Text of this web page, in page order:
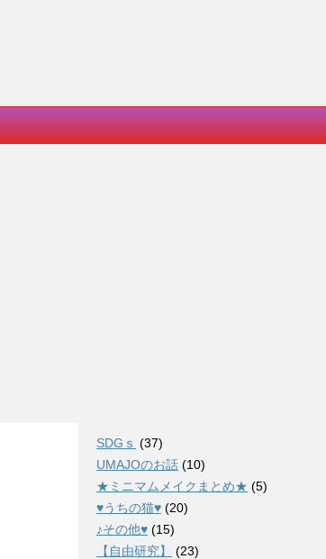
SDGｓ (37)
UMAJOのお話 (10)
★ミニマムメイクまとめ★ (5)
♥うちの猫♥ (20)
♪その他♥ (15)
【自由研究】
(23)